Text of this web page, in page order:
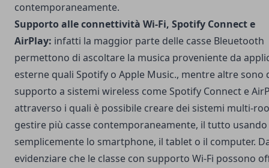
contemporaneamente.
Supporto alle connettività Wi-Fi, Spotify Connect e
AirPlay: infatti la maggior parte delle casse Bleuetooth
permettono di ascoltare la musica proveniente da
esterne quali Spotify o Apple Music., mentre altre sono
supporto a sistemi wireless come Spotify Connect e
attraverso i quali è possibile creare dei sistemi multi-
gestire più casse contemporaneamente, il tutto usando
semplicemente lo smartphone, il tablet o il computer.
evidenziare che le classe con supporto Wi-Fi possono